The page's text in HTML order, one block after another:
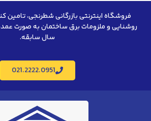
فروشگاه اینترنتی بازرگانی شطرنجی، تامین
سال سابقه.
021.2222.0951